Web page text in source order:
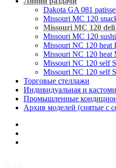
Dakota GA 081
Missouri MC 120
Missouri MC 120
Missouri MC 120
Missouri NC 120 heat
Missouri NC 120 heat
Missouri NC 120 self
Missouri NC 120 self
Торговые стеллажи
Индивидуальная и
Промышленные
Архив моделей (снятые с